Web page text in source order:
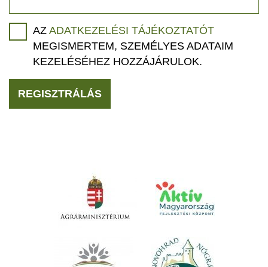
AZ ADATKEZELÉSI TÁJÉKOZTATÓT
MEGISMERTEM, SZEMÉLYES ADATAIM
KEZELÉSÉHEZ HOZZÁJÁRULOK.
REGISZTRÁLÁS